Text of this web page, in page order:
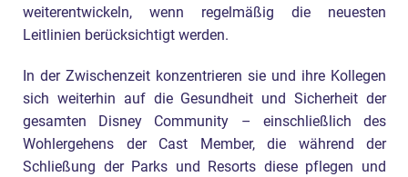
weiterentwickeln, wenn regelmäßig die neuesten
Leitlinien berücksichtigt werden.
In der Zwischenzeit konzentrieren sie und ihre Kollegen
sich weiterhin auf die Gesundheit und Sicherheit der
gesamten Disney Community – einschließlich des
Wohlergehens der Cast Member, die während der
Schließung der Parks und Resorts diese pflegen und